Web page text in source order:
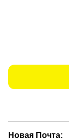
Новая Почта: